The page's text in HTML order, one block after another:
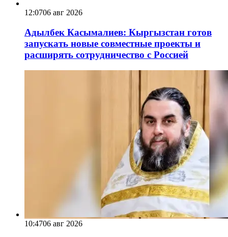
12:0706 авг 2026
Адылбек Касымалиев: Кыргызстан готов
запускать новые совместные проекты и
расширять сотрудничество с Россией
10:4706 авг 2026